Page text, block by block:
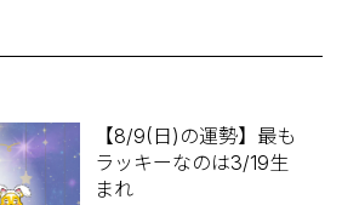
【8/9(日)の運勢】最も
ラッキーなのは3/19生
まれ